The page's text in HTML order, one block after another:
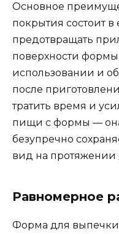
Основное
покрытия состоит в
предотвращать
поверхности
использовании и
после
тратить время и
пищи с формы — она
безупречно
вид на протяжении
Равномерное
Форма для